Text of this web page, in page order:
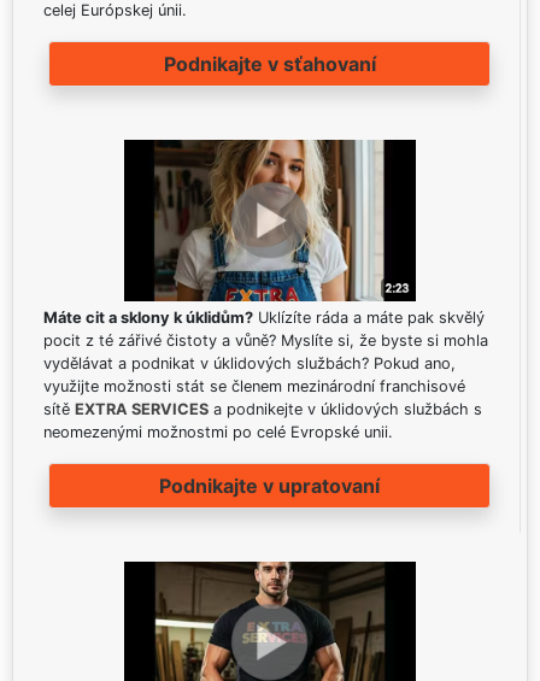
celej Európskej únii.
Podnikajte v sťahovaní
Máte cit a sklony k úklidům? Uklízíte ráda a máte pak skvělý
pocit z té zářivé čistoty a vůně? Myslíte si, že byste si mohla
vydělávat a podnikat v úklidových službách? Pokud ano,
využijte možnosti stát se členem mezinárodní franchisové
sítě EXTRA SERVICES a podnikejte v úklidových službách s
neomezenými možnostmi po celé Evropské unii.
Podnikajte v upratovaní